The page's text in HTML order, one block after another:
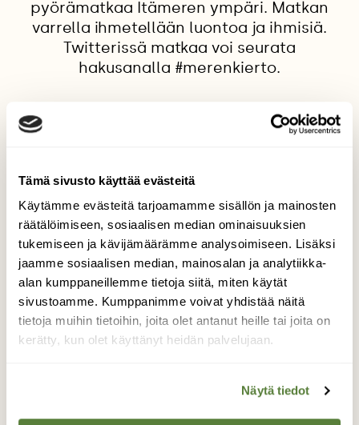
Tämä sivusto käyttää evästeitä
Käytämme evästeitä tarjoamamme sisällön ja mainosten
räätälöimiseen, sosiaalisen median ominaisuuksien
tukemiseen ja kävijämäärämme analysoimiseen. Lisäksi
jaamme sosiaalisen median, mainosalan ja analytiikka-
alan kumppaneillemme tietoja siitä, miten käytät
sivustoamme. Kumppanimme voivat yhdistää näitä
tietoja muihin tietoihin, joita olet antanut heille tai joita on
kerätty, kun olet käyttänyt heidän palvelujaan.
Näytä tiedot
pyörämatkaa Itämeren ympäri. Matkan
varrella ihmetellään luontoa ja ihmisiä.
Twitterissä matkaa voi seurata
hakusanalla #merenkierto.
Tilaa Suomen Luonto
Tue ajankohtaista ja asiantuntevaa
luonto- ja ympäristöjournalismia.
Tilaa Suomen Luonto ja tule mukaan
luonnonystävien joukkoon!
Tilaa nyt!